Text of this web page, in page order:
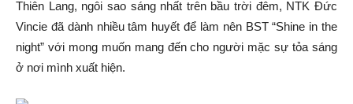
Thiên Lang, ngôi sao sáng nhất trên bầu trời đêm, NTK Đức
Vincie đã dành nhiều tâm huyết để làm nên BST “Shine in the
night” với mong muốn mang đến cho người mặc sự tỏa sáng
ở nơi mình xuất hiện.